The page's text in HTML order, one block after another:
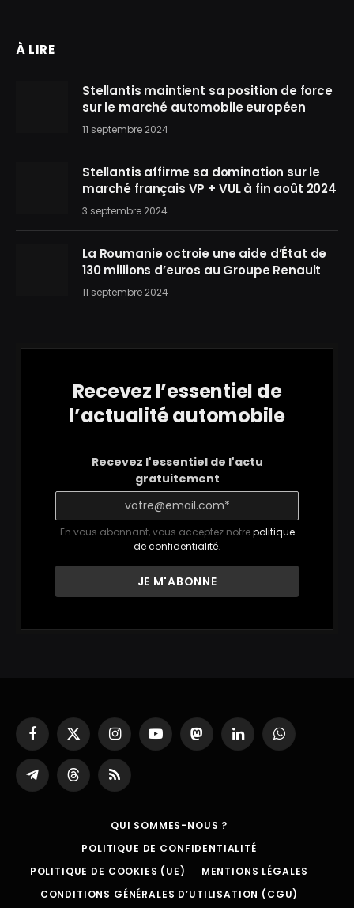
À LIRE
Stellantis maintient sa position de force
sur le marché automobile européen
11 septembre 2024
Stellantis affirme sa domination sur le
marché français VP + VUL à fin août 2024
3 septembre 2024
La Roumanie octroie une aide d’État de
130 millions d’euros au Groupe Renault
11 septembre 2024
Recevez l’essentiel de
l’actualité automobile
Recevez l'essentiel de l'actu
gratuitement
En vous abonnant, vous acceptez notrepolitique
de confidentialité.
Facebook
X
(Twitter)
InstagramYouTubeMastodonLinkedInWhatsApp
Partager
sur
ThreadsRSS
QUI SOMMES-NOUS ?
POLITIQUE DE CONFIDENTIALITÉ
POLITIQUE DE COOKIES (UE)
MENTIONS LÉGALES
CONDITIONS GÉNÉRALES D’UTILISATION (CGU)